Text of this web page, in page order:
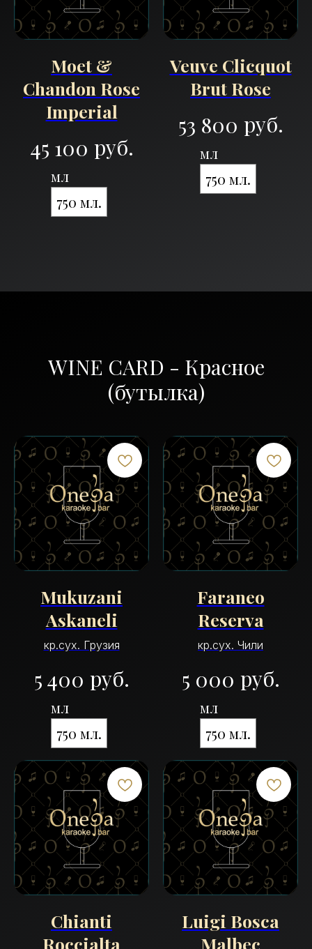
Moet &
Chandon Rose
Imperial
45 100 руб.
мл
750 мл.
Veuve Clicquot
Brut Rose
53 800 руб.
мл
750 мл.
WINE CARD - Красное
(бутылка)
Mukuzani
Askaneli
кр.сух. Грузия
5 400 руб.
мл
750 мл.
Faraneo
Reserva
кр.сух. Чили
5 000 руб.
мл
750 мл.
Chianti
Roccialta
Luigi Bosca
Malbec